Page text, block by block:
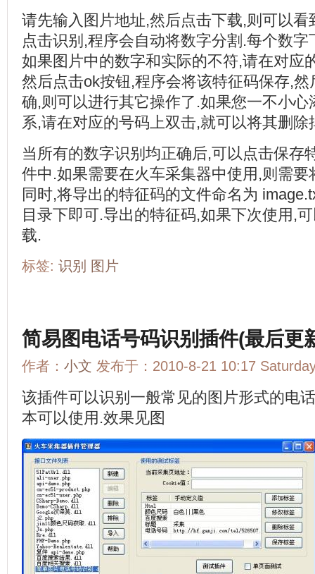
请先输入图片地址,然后点击下载,则可以
点击识别,程序会自动将数字分割.每个数
如果图片中的数字和实际的不符,请在对应
然后点击ok按钮,程序会将该特征码保存,
确,则可以进行其它操作了.如果您一不小
系,请在对应的号码上双击,就可以将其删除
当所有的数字识别均正确后,可以点击保存
件中.如果需要在火车采集器中使用,则需
同时,将导出的特征码的文件命名为
目录下即可.导出的特征码,如果下次使用,
载.
标签: 识别 图片
简易图电话号码识别插件(最后更
作者： 小文 发布于：2010-8-21 10:17
该插件可以识别一般常见的图片形式的电
本可以使用.效果见图